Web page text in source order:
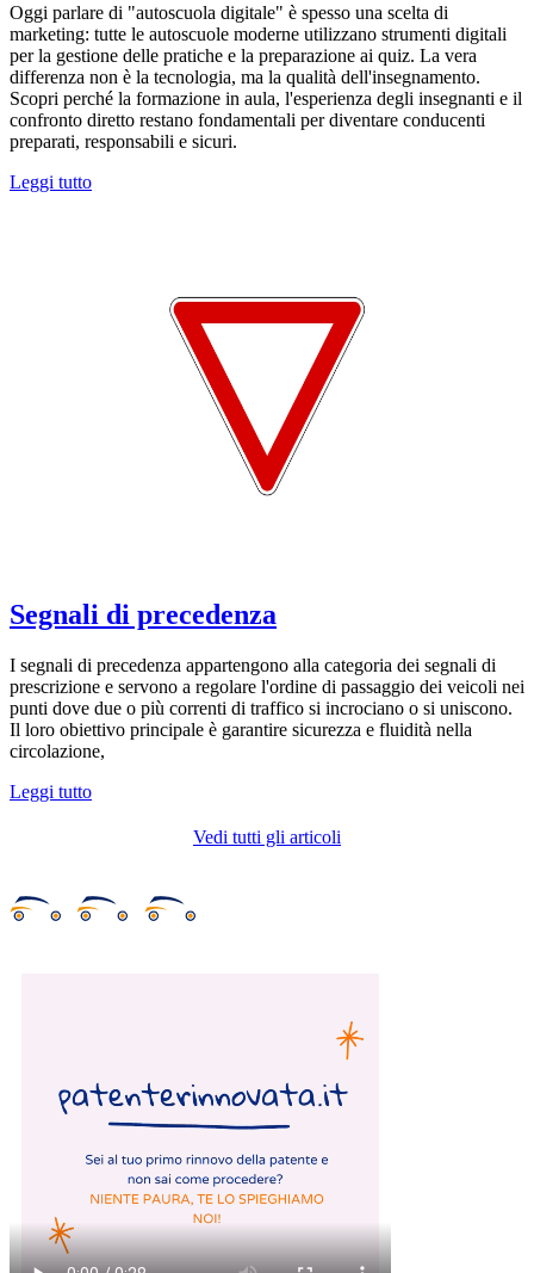
Oggi parlare di "autoscuola digitale" è spesso una scelta di
marketing: tutte le autoscuole moderne utilizzano strumenti digitali
per la gestione delle pratiche e la preparazione ai quiz. La vera
differenza non è la tecnologia, ma la qualità dell'insegnamento.
Scopri perché la formazione in aula, l'esperienza degli insegnanti e il
confronto diretto restano fondamentali per diventare conducenti
preparati, responsabili e sicuri.
Leggi tutto
Segnali di precedenza
I segnali di precedenza appartengono alla categoria dei segnali di
prescrizione e servono a regolare l'ordine di passaggio dei veicoli nei
punti dove due o più correnti di traffico si incrociano o si uniscono.
Il loro obiettivo principale è garantire sicurezza e fluidità nella
circolazione,
Leggi tutto
Vedi tutti gli articoli